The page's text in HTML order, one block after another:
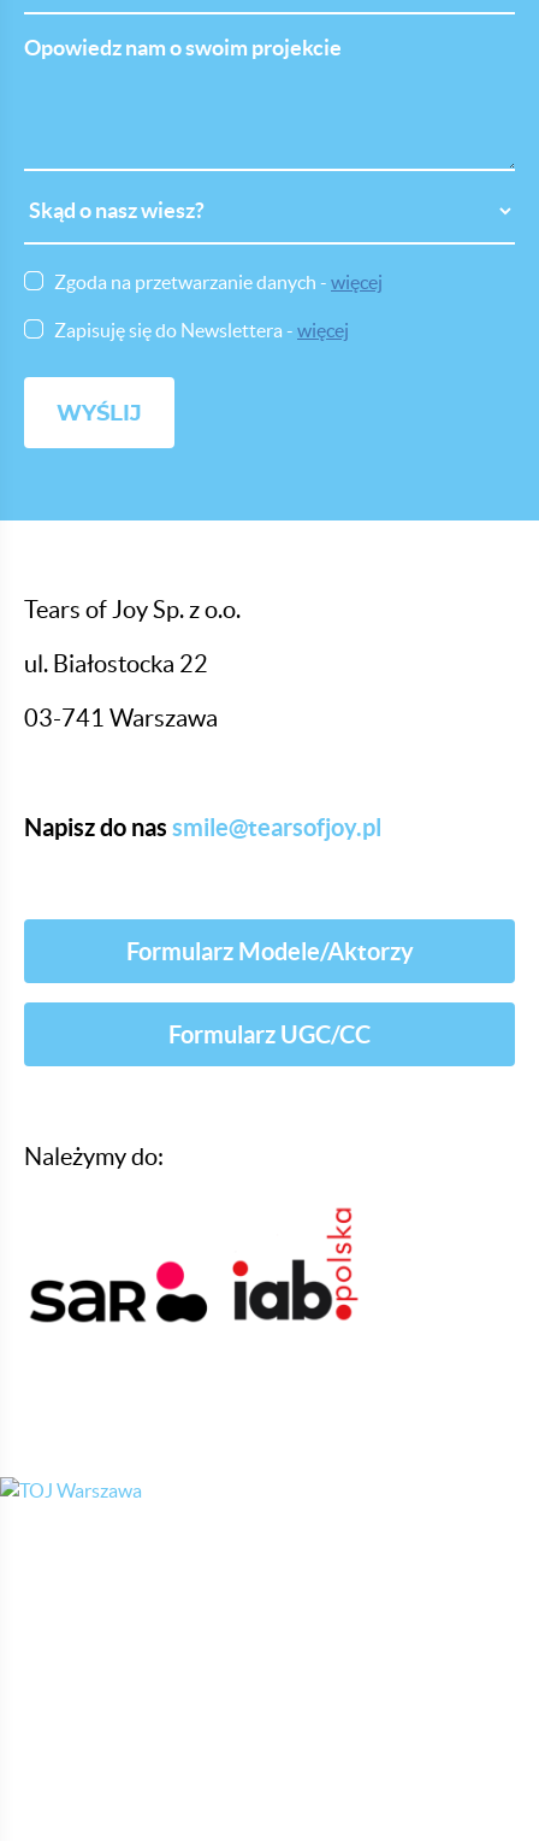
nam
o
nasz
wieszZgoda na przetwarzanie danych - więcej
Zapisuję się do Newslettera - więcej
Tears of Joy Sp. z o.o.
ul. Białostocka 22
03-741 Warszawa
Napisz do nas smile@tearsofjoy.pl
Formularz Modele/Aktorzy
Formularz UGC/CC
Należymy do: